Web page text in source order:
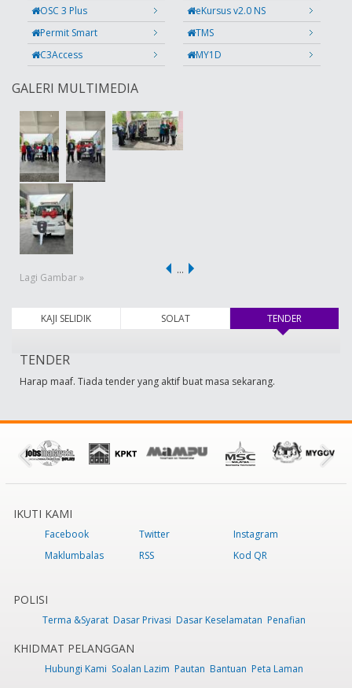
OSC 3 Plus
eKursus v2.0 NS
Permit Smart
TMS
C3Access
MY1D
GALERI MULTIMEDIA
Lagi Gambar »
…
KAJI SELIDIK SOLAT TENDER
TENDER
Harap maaf. Tiada tender yang aktif buat masa sekarang.
IKUTI KAMI
Facebook Twitter
Instagram
Maklumbalas
RSS Kod QR
POLISI
Terma &Syarat Dasar Privasi Dasar Keselamatan Penafian
KHIDMAT PELANGGAN
Hubungi Kami Soalan Lazim Pautan Bantuan Peta Laman